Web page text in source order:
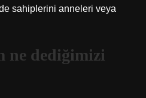
sahiplerini anneleri veya
ne dediğimizi